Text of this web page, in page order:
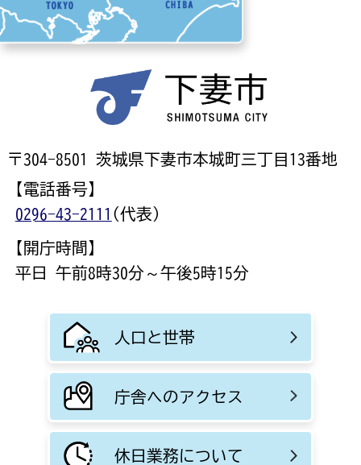
〒304-8501 茨城県下妻市本城町三丁目13番地
【電話番号】
0296-43-2111 (代表)
【開庁時間】
平日 午前8時30分～午後5時15分
人口と世帯
庁舎へのアクセス
休日業務について